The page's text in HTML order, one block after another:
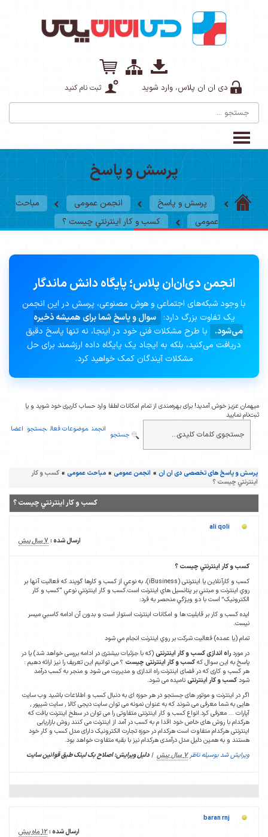
دی ان ان پلاس، وارد شوید ثبت نام کنید
پرسش و پاسخ
پرسش و پاسخ انجمن عمومی
مباحث
عمومی
کسب و کار اينترنتي چیست ؟
انجمن دی‌ان‌ان پلاس؛ پایگاه دانش ماندگار
با وجود شبکه‌های اجتماعی و هوش مصنوعی، پرسش در این انجمن
یک تفاوت بزرگ دارد: سوال و پاسخ شما برای همیشه ذخیره
می‌شود.
با طرح مشکلات فنی خود در اینجا، نه تنها پاسخ دقیق
دریافت می‌کنید، بلکه به ایجاد یک پایگاه داده ارزشمند برای حل
مشکلات آیندگان کمک خواهید کرد.
میهمان عزیز خوش آمدید! برای بهره‌مندی از تمام امکانات لطفا وارد حساب کاربری خود شوید و یا
ثبت‌نام نمایید
انجمن موضوعات فعال جستجو اعضا
جستجو
پرسش و پاسخ های تخصصی دی ان ان » انجمن عمومی » مباحث عمومی » کسب و کار
اينترنتي چیست ؟
کسب و کار اينترنتي چیست ؟
ali qoli
ارسال شده : 7 سال پیش
کسب و کار اينترنتي چیست ؟
کسب و کارآنلاین یا اینترنتی (iBusiness)، به نوعي از کسب و کارها گويند که فعاليت آنها بر
روي اينترنت و مبتني بر پتانسيل هاي اينترنت است.کسب و کار اينترنتي نوعي “کسب و کار
الکترونيک” است با دو ويژگي منحصر به فرد:
ايده کسب و کار بر قابليت ها و امکانات اينترنت استوار است و بدون آن ادامه کاسبي ميسر
نيست.
تمام (يا عمده) فعاليت شرکت بر روي اينترنت انجام مي شود
در موردراه اندازی کسب و کار اینترنتی (که با جزئیات بیشتری در ادامه بررسی خواهد شد) یا در
پاسخ به این سوال کهکسب و کار اینترنتی چیست ؟ می توانیم این تعریف را نیز ارائه دهیم :
هر کسب و کاری که در فضای اینترنت راه اندازی و مدیریت می شود و منجر به کسب درآمد
شودکسب و کار اینترنتی نامیده می شود.
اگر در اینترنت و موتور های جستجو در هر حوزه ای به دنبال کسب و اطلاعات باشید وب سایت
هایی به شما معرفی می شوند که به عنوان نمونه می توان سایت دیجی کالا , سایت شیپور ,
آپارات … معرفی کرد.انواع کسب و کار اینترنتی متفاوتی را می توان در سطح اینترنت یافت که
هرکدام با روش های خاص خود اقدا م به کسب در آمد از اینترنت می کنند روش بازاریابی
اینترنتی هرکدام متفاوت است هرکدام در حوزه تجارت الکترونیک دارای مدل کسب و کار خود
هستند و به همین دلیل مدل درآمدی هرکدام نیز با بقیه متفاوت خواهد بود.
ویرایش شد بوسیله ناظر 7 سال پیش |دلیل ویرایش: اصلاح بک لینک طبق قوانین سایت
baran rnj
ارسال شده :12 ماه پیش